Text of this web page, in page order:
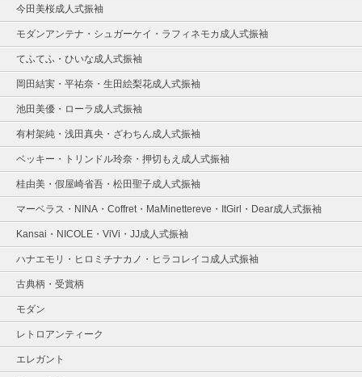
今田美桜成人式振袖
モダンアンテナ・シュガーケイ・ラフィネモカ成人式振袖
てふてふ・ひいな成人式振袖
岡田結実・平祐奈・生田絵梨花成人式振袖
池田美優・ローラ成人式振袖
有村架純・浅田真央・ざわちん成人式振袖
ベッキー・トリンドル玲奈・押切もえ成人式振袖
桂由美・假屋崎省吾・松田聖子成人式振袖
マーベラス・NINA・Coffret・MaMinettereve・ItGirl・Dear成人式振袖
Kansai・NICOLE・ViVi・JJ成人式振袖
ハナエモリ・ヒロミチナカノ・ヒラコレイコ成人式振袖
古典柄・受賞柄
モダン
レトロアンティーク
エレガント